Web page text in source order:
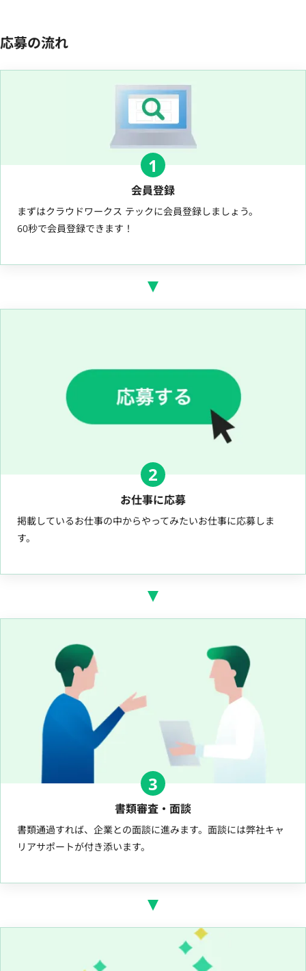
応募の流れ
1
会員登録
まずはクラウドワークス テックに会員登録しましょう。
60秒で会員登録できます！
2
お仕事に応募
掲載しているお仕事の中からやってみたいお仕事に応募しま
す。
3
書類審査・面談
書類通過すれば、企業との面談に進みます。面談には弊社キャ
リアサポートが付き添います。